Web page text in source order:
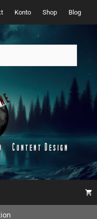
Konto Shop Blog